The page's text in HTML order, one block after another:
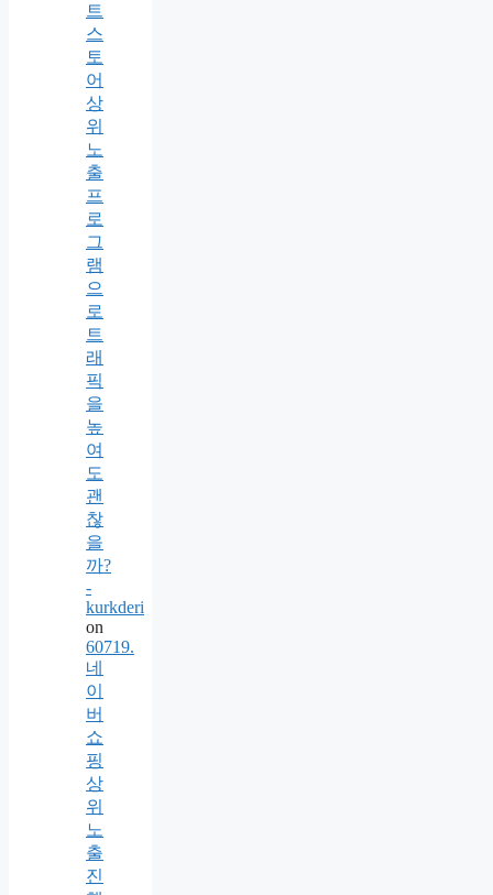
트
스
토
어
상
위
노
출
프
로
그
램
으
로
트
래
픽
을
높
여
도
괜
찮
을
까?
-
kurkderi
on
60719.
네
이
버
쇼
핑
상
위
노
출
진